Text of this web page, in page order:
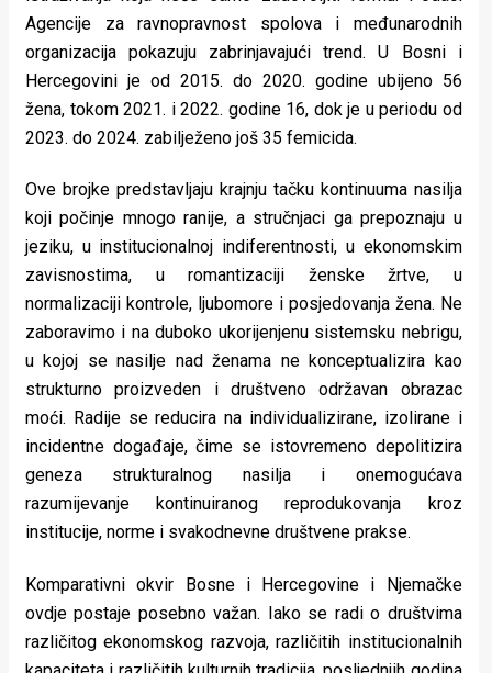
Agencije za ravnopravnost spolova i međunarodnih
organizacija pokazuju zabrinjavajući trend. U Bosni i
Hercegovini je od 2015. do 2020. godine ubijeno 56
žena, tokom 2021. i 2022. godine 16, dok je u periodu od
2023. do 2024. zabilježeno još 35 femicida.
Ove brojke predstavljaju krajnju tačku kontinuuma nasilja
koji počinje mnogo ranije, a stručnjaci ga prepoznaju u
jeziku, u institucionalnoj indiferentnosti, u ekonomskim
zavisnostima, u romantizaciji ženske žrtve, u
normalizaciji kontrole, ljubomore i posjedovanja žena. Ne
zaboravimo i na duboko ukorijenjenu sistemsku nebrigu,
u kojoj se nasilje nad ženama ne konceptualizira kao
strukturno proizveden i društveno održavan obrazac
moći. Radije se reducira na individualizirane, izolirane i
incidentne događaje, čime se istovremeno depolitizira
geneza strukturalnog nasilja i onemogućava
razumijevanje kontinuiranog reprodukovanja kroz
institucije, norme i svakodnevne društvene prakse.
Komparativni okvir Bosne i Hercegovine i Njemačke
ovdje postaje posebno važan. Iako se radi o društvima
različitog ekonomskog razvoja, različitih institucionalnih